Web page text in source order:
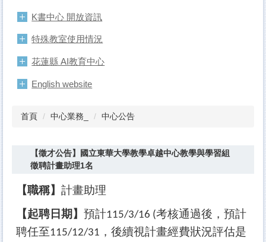
K書中心 開放資訊
特殊教室使用情況
花蓮縣 AI教育中心
English website
首頁 中心業務_ 中心公告
【徵才公告】國立東華大學教學卓越中心教學與學習組
徵聘計畫助理1名
【職稱】 計畫助理
【起聘日期】 預計115/3/16 (考核通過後，預計
聘任至115/12/31 ，後續視計畫經費狀況評估是